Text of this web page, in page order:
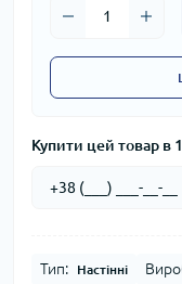
Купити цей товар в
Тип: Настінні